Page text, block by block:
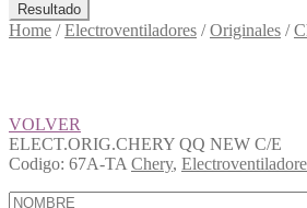
Resultado
Home /Electroventiladores /Originales /
VOLVER
ELECT.ORIG.CHERY QQ NEW C/E
Codigo: 67A-TA Chery,